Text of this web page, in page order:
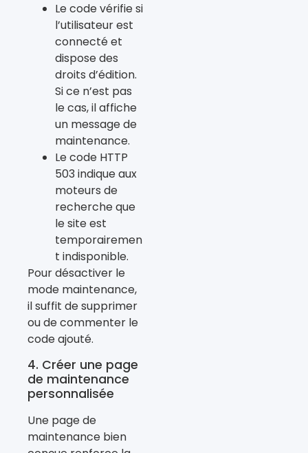
Le code vérifie si
l’utilisateur est
connecté et
dispose des
droits d’édition.
Si ce n’est pas
le cas, il affiche
un message de
maintenance.
Le code HTTP
503 indique aux
moteurs de
recherche que
le site est
temporairemen
t indisponible.
Pour désactiver le
mode maintenance,
il suffit de supprimer
ou de commenter le
code ajouté.
4. Créer une page
de maintenance
personnalisée
Une page de
maintenance bien